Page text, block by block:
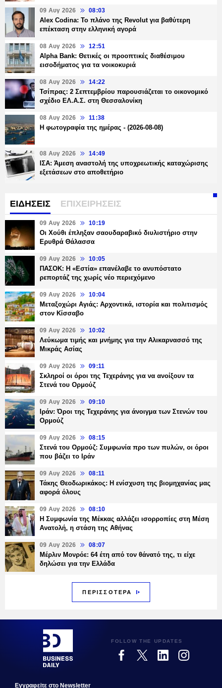
09 Αυγ 2026 08:03
Alex Codina: Το πλάνο της Revolut για βαθύτερη
επέκταση στην ελληνική αγορά
08 Αυγ 2026 12:51
Alpha Bank: Θετικές οι προοπτικές διαθέσιμου
εισοδήματος για τα νοικοκυριά
08 Αυγ 2026 14:22
Τσίπρας: 2 Σεπτεμβρίου παρουσιάζεται το οικονομικό
σχέδιο ΕΛ.Α.Σ. στη Θεσσαλονίκη
08 Αυγ 2026 11:38
Η φωτογραφία της ημέρας - (2026-08-08)
08 Αυγ 2026 14:49
ΙΣΑ: Άμεση αναστολή της υποχρεωτικής καταχώρισης
εξετάσεων στο αποθετήριο
ΕΙΔΗΣΕΙΣ ΕΠΙΧΕΙΡΗΣΕΙΣ
09 Αυγ 2026 10:19
Οι Χούθι έπληξαν σαουδαραβικό διυλιστήριο στην
Ερυθρά Θάλασσα
09 Αυγ 2026 10:05
ΠΑΣΟΚ: Η «Εστία» επανέλαβε το ανυπόστατο
ρεπορτάζ της χωρίς νέο περιεχόμενο
09 Αυγ 2026 10:04
Μεταξοχώρι Αγιάς: Αρχοντικά, ιστορία και πολιτισμός
στον Κίσσαβο
09 Αυγ 2026 10:02
Λεύκωμα τιμής και μνήμης για την Αλικαρνασσό της
Μικράς Ασίας
09 Αυγ 2026 09:11
Σκληροί οι όροι της Τεχεράνης για να ανοίξουν τα
Στενά του Ορμούζ
09 Αυγ 2026 09:10
Ιράν: Όροι της Τεχεράνης για άνοιγμα των Στενών του
Ορμούζ
09 Αυγ 2026 08:15
Στενά του Ορμούζ: Συμφωνία προ των πυλών, οι όροι
που βάζει το Ιράν
09 Αυγ 2026 08:11
Τάκης Θεοδωρικάκος: Η ενίσχυση της βιομηχανίας μας
αφορά όλους
09 Αυγ 2026 08:10
Η Συμφωνία της Μέκκας αλλάζει ισορροπίες στη Μέση
Ανατολή, η στάση της Αθήνας
09 Αυγ 2026 08:07
Μέρλιν Μονρόε: 64 έτη από τον θάνατό της, τι είχε
δηλώσει για την Ελλάδα
ΠΕΡΙΣΣΟΤΕΡΑ
FOLLOW THE UPDATES
Εγγραφεiτε στο Newsletter